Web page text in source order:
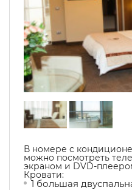
В номере с
можно посмотреть
экраном и DVD-
Кровати:
1 большая